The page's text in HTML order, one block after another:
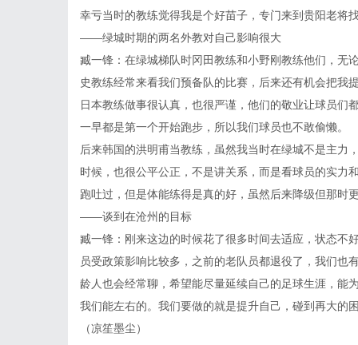
幸亏当时的教练觉得我是个好苗子，专门来到贵阳老将
——绿城时期的两名外教对自己影响很大
臧一锋：在绿城梯队时冈田教练和小野刚教练他们，无
史教练经常来看我们预备队的比赛，后来还有机会把我
日本教练做事很认真，也很严谨，他们的敬业让球员们
一早都是第一个开始跑步，所以我们球员也不敢偷懒。
后来韩国的洪明甫当教练，虽然我当时在绿城不是主力
时候，也很公平公正，不是讲关系，而是看球员的实力
跑吐过，但是体能练得是真的好，虽然后来降级但那时
——谈到在沧州的目标
臧一锋：刚来这边的时候花了很多时间去适应，状态不
员受政策影响比较多，之前的老队员都退役了，我们也
龄人也会经常聊，希望能尽量延续自己的足球生涯，能
我们能左右的。我们要做的就是提升自己，碰到再大的
（凉笙墨尘）